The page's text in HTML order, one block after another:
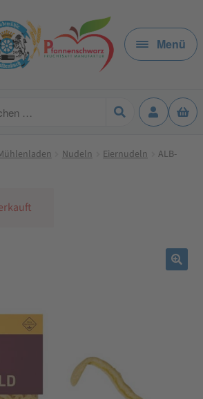
Menü
Nudeln Eiernudeln
ALB-